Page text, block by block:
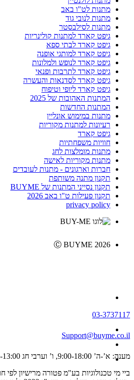
מתנות לט"ו באב
מתנות לנובי גוד
מתנות לסילבסטר
גיפט קארד למתנות קולינריות
גיפט קארד לבתי ספא
גיפט קארד למותגי אופנה
גיפט קארד לנופש ולמלונות
גיפט קארד לתרבות ופנאי
גיפט קארד לסדנאות והעשרה
גיפט קארד ליופי וטיפוח
המתנות האהובות של 2025
המתנות החדשות
מתנות במימוש אונליין
רעיונות למתנות מקוריות
גיפט קארד
חוויות משפחתיות
מתנות מומלצות לחג
מתנות מקוריות לאישה
חברות וארגונים - מתנות לעובדים
תקנון מתנה משותפת
תקנון נסייני המתנות של BUYME
תקנון פעילות ט"ו באב 2026
privacy policy
Ⓒ BUYME 2026
03-3737117
Support@buyme.co.il
מענה: א’-ה’ 9:00-18:00, ו’ וערבי חג 9:00-13:00
ביי מי טכנולוגיות בע"מ פטורה מרישיון